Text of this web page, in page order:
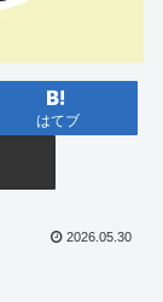
はてブ
2026.05.30